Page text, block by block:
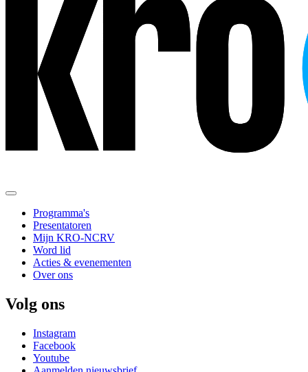
Programma's
Presentatoren
Mijn KRO-NCRV
Word lid
Acties & evenementen
Over ons
Volg ons
Instagram
Facebook
Youtube